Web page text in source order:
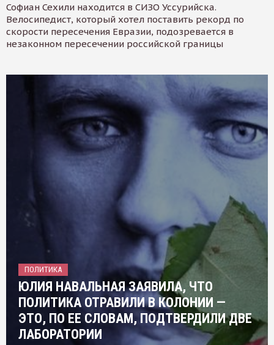
Софиан Сехили находится в СИЗО Уссурийска.
Велосипедист, который хотел поставить рекорд по
скорости пересечения Евразии, подозревается в
незаконном пересечении российской границы
ПОЛИТИКА
ЮЛИЯ НАВАЛЬНАЯ ЗАЯВИЛА, ЧТО
ПОЛИТИКА ОТРАВИЛИ В КОЛОНИИ —
ЭТО, ПО ЕЕ СЛОВАМ, ПОДТВЕРДИЛИ ДВЕ
ЛАБОРАТОРИИ